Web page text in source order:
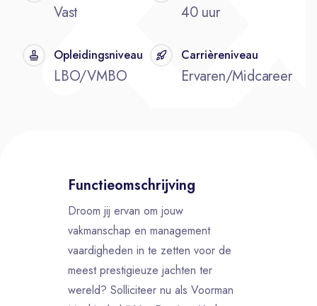
Vast 40 uur
Opleidingsniveau
LBO/VMBO
Carrièreniveau
Ervaren/Midcareer
Functieomschrijving
Droom jij ervan om jouw
vakmanschap en management
vaardigheden in te zetten voor de
meest prestigieuze jachten ter
wereld? Solliciteer nu als Voorman